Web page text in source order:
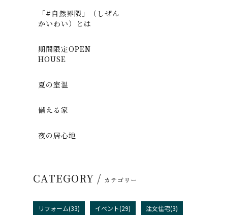
「#自然界隈」（しぜん
かいわい）とは
期間限定OPEN
HOUSE
夏の室温
備える家
夜の居心地
CATEGORY / カテゴリー
リフォーム(33) イベント(29) 注文住宅(3)